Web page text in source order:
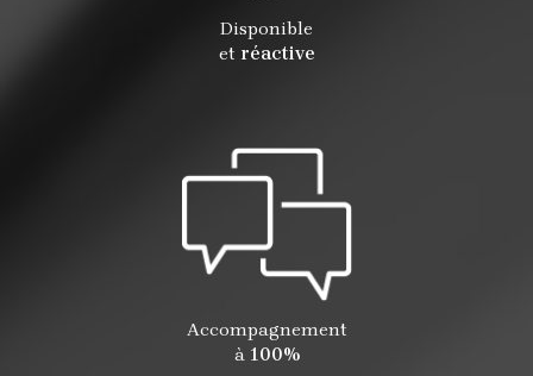
Disponible
et réactive
Accompagnement
à 100%